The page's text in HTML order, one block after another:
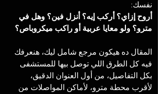
نفسك:
أروح إزاي؟ أركب إيه؟ أنزل فين؟ وهل في
مترو؟ ولو معايا عربية أو راكب ميكروباص؟
المقال ده هيكون مرجع شامل ليك، هنعرفك
فيه كل الطرق اللي توصل بيها للمستشفى
بكل التفاصيل، من أول العنوان الدقيق،
لأقرب محطة مترو، لأماكن المواصلات من